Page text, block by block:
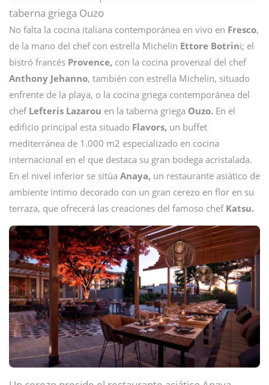
taberna griega Ouzo
No falta la cocina italiana contemporánea en vivo en Fresco,
de la mano del chef con estrella Michelin Ettore Botrini; el
bistró francés Provence, con la cocina provenzal del chef
Anthony Jehanno, también con estrella Michelin, situado
enfrente de la playa, o la cocina griega contemporánea del
chef Lefteris Lazarou en la taberna griega Ouzo. En el
edificio principal esta situado Flavors, un buffet
mediterránea de 1.000 m2 especializado en cocina
internacional en el que destaca su gran bodega acristalada.
En el nivel inferior se sitúa Anaya, un restaurante asiático de
ambiente íntimo decorado con un gran cerezo en flor en su
terraza, que ofrecerá las creaciones del famoso chef Katsu.